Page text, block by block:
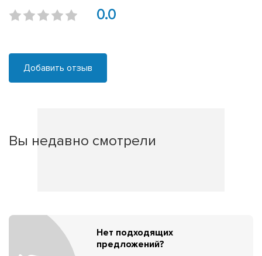
0.0
Добавить отзыв
Вы недавно смотрели
Нет подходящих
предложений?